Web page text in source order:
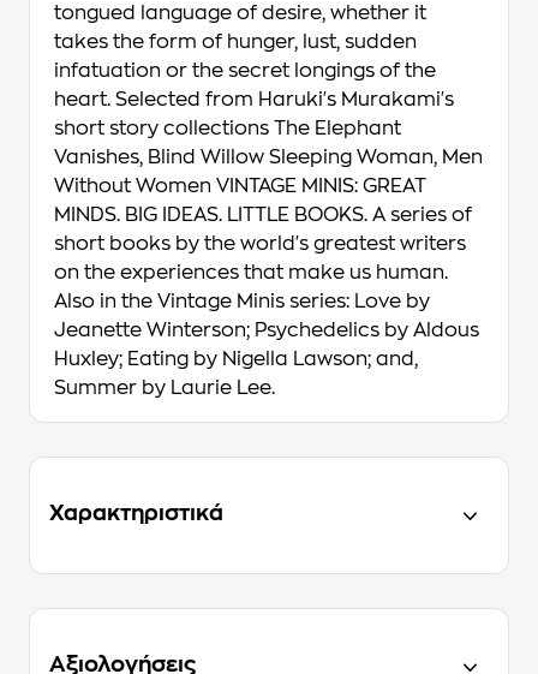
tongued language of desire, whether it
takes the form of hunger, lust, sudden
infatuation or the secret longings of the
heart. Selected from Haruki's Murakami's
short story collections The Elephant
Vanishes, Blind Willow Sleeping Woman, Men
Without Women VINTAGE MINIS: GREAT
MINDS. BIG IDEAS. LITTLE BOOKS. A series of
short books by the world's greatest writers
on the experiences that make us human.
Also in the Vintage Minis series: Love by
Jeanette Winterson; Psychedelics by Aldous
Huxley; Eating by Nigella Lawson; and,
Summer by Laurie Lee.
Χαρακτηριστικά
Αξιολογήσεις